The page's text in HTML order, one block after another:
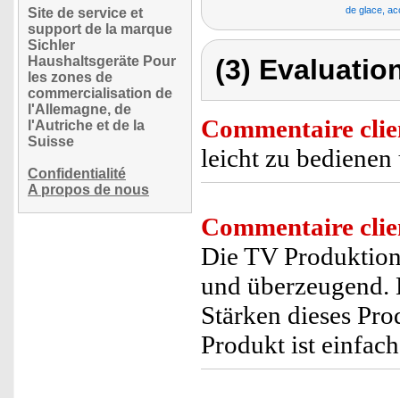
Site de service et
support de la marque
Sichler
Haushaltsgeräte Pour
les zones de
commercialisation de
l'Allemagne, de
l'Autriche et de la
Suisse
Confidentialité
A propos de nous
de glace,
(3)
Commentaire
leicht zu
Commentaire
Die TV
und
Stärken dieses
Produkt ist